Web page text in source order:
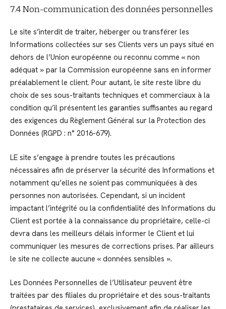
7.4 Non-communication des données personnelles
Le site s’interdit de traiter, héberger ou transférer les
Informations collectées sur ses Clients vers un pays situé en
dehors de l’Union européenne ou reconnu comme « non
adéquat » par la Commission européenne sans en informer
préalablement le client. Pour autant, le site reste libre du
choix de ses sous-traitants techniques et commerciaux à la
condition qu’il présentent les garanties suffisantes au regard
des exigences du Règlement Général sur la Protection des
Données (RGPD : n° 2016-679).
LE site s’engage à prendre toutes les précautions
nécessaires afin de préserver la sécurité des Informations et
notamment qu’elles ne soient pas communiquées à des
personnes non autorisées. Cependant, si un incident
impactant l’intégrité ou la confidentialité des Informations du
Client est portée à la connaissance du propriétaire, celle-ci
devra dans les meilleurs délais informer le Client et lui
communiquer les mesures de corrections prises. Par ailleurs
le site ne collecte aucune « données sensibles ».
Les Données Personnelles de l’Utilisateur peuvent être
traitées par des filiales du propriétaire et des sous-traitants